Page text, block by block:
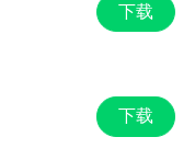
下载
下载